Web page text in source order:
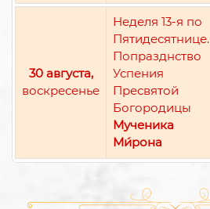
30 августа,
воскресенье
Неделя 13-я по
Пятидесятнице.
Попразднство
Успения
Пресвятой
Богородицы
Мученика
Ми́рона